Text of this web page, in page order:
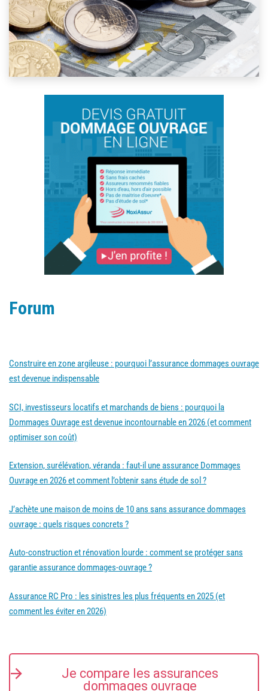
Forum
Construire en zone argileuse : pourquoi l’assurance dommages ouvrage
est devenue indispensable
SCI, investisseurs locatifs et marchands de biens : pourquoi la
Dommages Ouvrage est devenue incontournable en 2026 (et comment
optimiser son coût)
Extension, surélévation, véranda : faut-il une assurance Dommages
Ouvrage en 2026 et comment l’obtenir sans étude de sol ?
J’achète une maison de moins de 10 ans sans assurance dommages
ouvrage : quels risques concrets ?
Auto-construction et rénovation lourde : comment se protéger sans
garantie assurance dommages-ouvrage ?
Assurance RC Pro : les sinistres les plus fréquents en 2025 (et
comment les éviter en 2026)
Je compare les assurances
dommages ouvrage